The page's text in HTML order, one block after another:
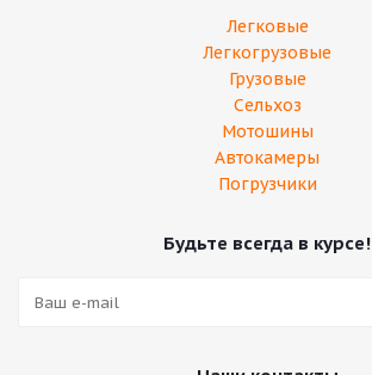
Легковые
Легкогрузовые
Грузовые
Сельхоз
Мотошины
Автокамеры
Погрузчики
Будьте всегда в курсе!